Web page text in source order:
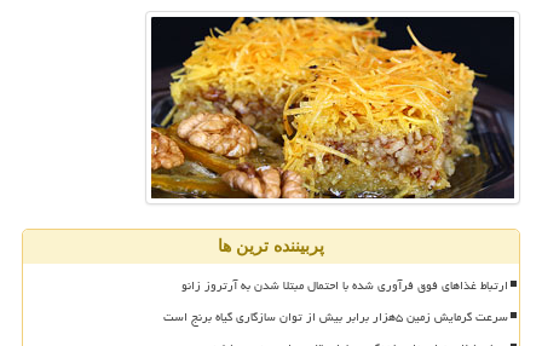
پربیننده ترین ها
ارتباط غذاهای فوق فرآوری شده با احتمال مبتلا شدن به آرتروز زانو
سرعت گرمایش زمین ۵هزار برابر بیش از توان سازگاری گیاه برنج است